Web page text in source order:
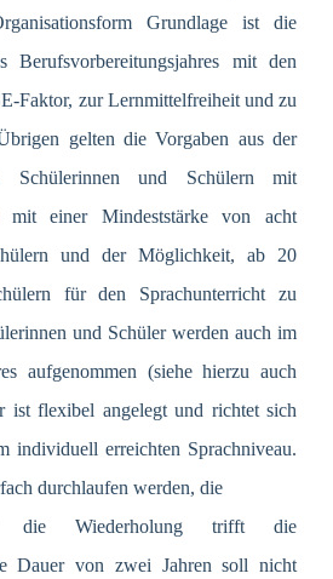
Grundlage ist die
Berufsvorbereitungsjahres mit den
Faktor, zur Lernmittelfreiheit und zu
gelten die Vorgaben aus der
und Schülern mit
mit einer Mindeststärke von acht
und der Möglichkeit, ab 20
für den Sprachunterricht zu
und Schüler werden auch im
aufgenommen (siehe hierzu auch
ist flexibel angelegt und richtet sich
individuell erreichten Sprachniveau.
durchlaufen werden, die
die Wiederholung trifft die
Dauer von zwei Jahren soll nicht